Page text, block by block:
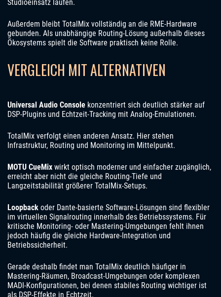
Studioeinsatz laufen.
Außerdem bleibt TotalMix vollständig an die RME-Hardware
gebunden. Als unabhängige Routing-Lösung außerhalb dieses
Ökosystems spielt die Software praktisch keine Rolle.
VERGLEICH MIT ALTERNATIVEN
Universal Audio Console konzentriert sich deutlich stärker auf
DSP-Plugins und Echtzeit-Tracking mit Analog-Emulationen.
TotalMix verfolgt einen anderen Ansatz. Hier stehen
Infrastruktur, Routing und Monitoring im Mittelpunkt.
MOTU CueMix wirkt optisch moderner und einfacher zugänglich,
erreicht aber nicht die gleiche Routing-Tiefe und
Langzeitstabilität größerer TotalMix-Setups.
Loopback oder Dante-basierte Software-Lösungen sind flexibler
im virtuellen Signalrouting innerhalb des Betriebssystems. Für
kritische Monitoring- oder Mastering-Umgebungen fehlt ihnen
jedoch häufig die gleiche Hardware-Integration und
Betriebssicherheit.
Gerade deshalb findet man TotalMix deutlich häufiger in
Mastering-Räumen, Broadcast-Umgebungen oder komplexen
MADI-Konfigurationen, bei denen stabiles Routing wichtiger ist
als DSP-Effekte in Echtzeit.